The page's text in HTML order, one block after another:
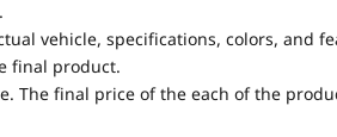
vehicle, specifications, colors, and
final product.
The final price of the each of the